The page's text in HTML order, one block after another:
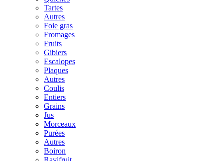
Tartes
Autres
Foie gras
Fromages
Fruits
Gibiers
Escalopes
Plaques
Autres
Coulis
Entiers
Grains
Jus
Morceaux
Purées
Autres
Boiron